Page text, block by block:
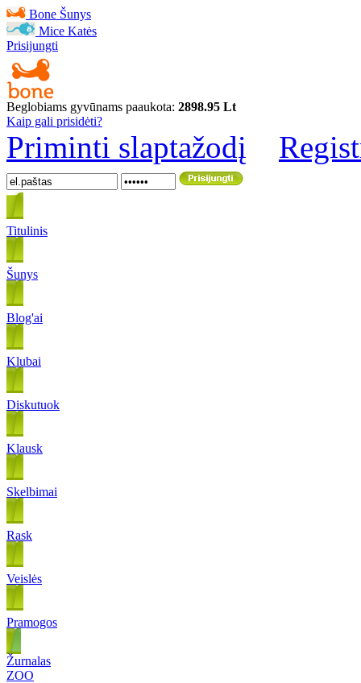
Bone Šunys
Mice Katės
Prisijungti
Beglobiams gyvūnams paaukota: 2898.95 Lt
Kaip gali prisidėti?
Priminti slaptažodį
Titulinis
Šunys
Blog'ai
Klubai
Diskutuok
Klausk
Skelbimai
Rask
Veislės
Pramogos
Žurnalas
ZOO